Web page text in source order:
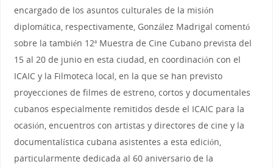
encargado de los asuntos culturales de la misión
diplomática, respectivamente, González Madrigal comentó
sobre la también 12ª Muestra de Cine Cubano prevista del
15 al 20 de junio en esta ciudad, en coordinación con el
ICAIC y la Filmoteca local, en la que se han previsto
proyecciones de filmes de estreno, cortos y documentales
cubanos especialmente remitidos desde el ICAIC para la
ocasión, encuentros con artistas y directores de cine y la
documentalística cubana asistentes a esta edición,
particularmente dedicada al 60 aniversario de la